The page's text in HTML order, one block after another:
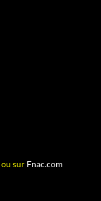
ou sur Fnac.com